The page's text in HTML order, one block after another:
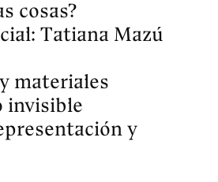
como para
en los procesos
los procesos
casos de
tener interés